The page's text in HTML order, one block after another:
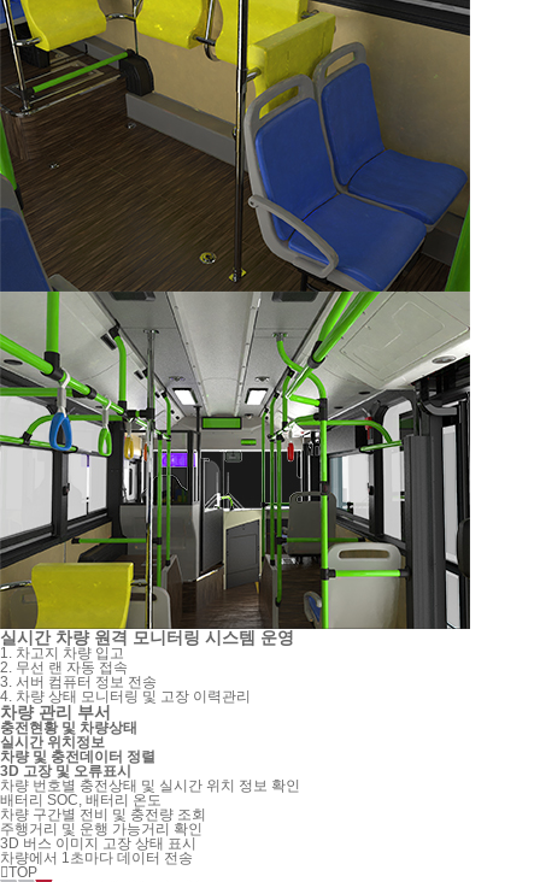
실시간 차량 원격 모니터링 시스템 운영
1. 차고지 차량 입고
2. 무선 랜 자동 접속
3. 서버 컴퓨터 정보 전송
4. 차량 상태 모니터링 및 고장 이력관리
차량 관리 부서
충전현황 및 차량상태
실시간 위치정보
차량 및 충전데이터 정렬
3D 고장 및 오류표시
차량 번호별 충전상태 및 실시간 위치 정보 확인
배터리 SOC, 배터리 온도
차량 구간별 전비 및 충전량 조회
주행거리 및 운행 가능거리 확인
3D 버스 이미지 고장 상태 표시
차량에서 1초마다 데이터 전송
TOP